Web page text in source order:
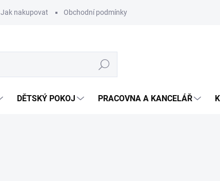
Jak nakupovat Obchodní podmínky Podmínky ochrany
Hledat
DĚTSKÝ POKOJ PRACOVNA A KANCELÁŘ